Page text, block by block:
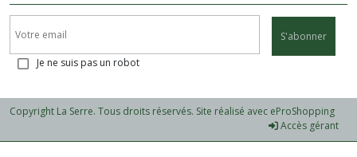
S'abonner
Je ne suis pas un robot
Copyright La Serre. Tous droits réservés. Site réalisé avec eProShopping
Accès gérant